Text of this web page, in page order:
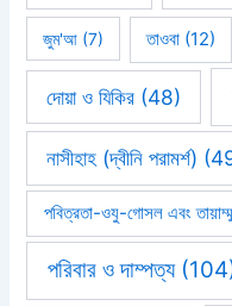
জুম'আ (7) তাওবা (12)
দোয়া ও যিকির (48)
নাসীহাহ (দ্বীনি পরামর্শ)
পবিত্রতা-ওযু-গোসল এবং
পরিবার ও দাম্পত্য